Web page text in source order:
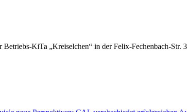
KiTa „Kreiselchen“ in der Felix-Fechenbach-Str.